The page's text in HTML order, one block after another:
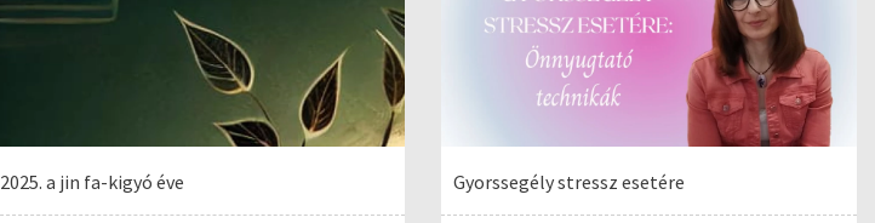
2025. a jin fa-kigyó éve Gyorssegély stressz esetére